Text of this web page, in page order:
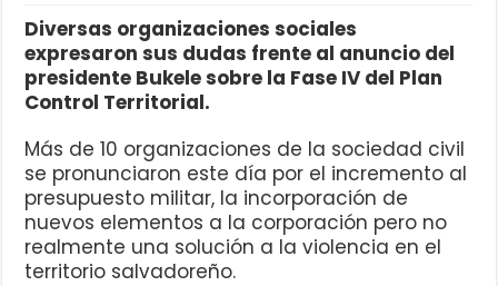
Diversas organizaciones sociales
expresaron sus dudas frente al anuncio del
presidente Bukele sobre la Fase IV del Plan
Control Territorial.
Más de 10 organizaciones de la sociedad civil
se pronunciaron este día por el incremento al
presupuesto militar, la incorporación de
nuevos elementos a la corporación pero no
realmente una solución a la violencia en el
territorio salvadoreño.